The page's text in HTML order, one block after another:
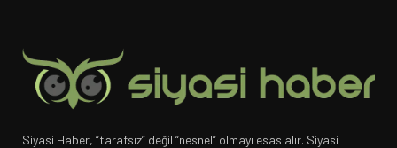
Siyasi Haber, “tarafsız” değil “nesnel” olmayı esas alır. Siyasi